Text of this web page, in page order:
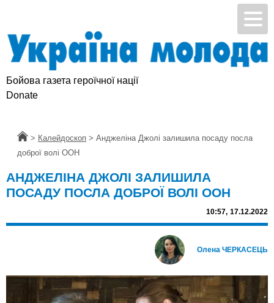
Бойова газета героїчної нації
Donate
Головна
> Калейдоскоп > Анджеліна Джолі залишила посаду посла
доброї волі ООН
АНДЖЕЛІНА ДЖОЛІ ЗАЛИШИЛА
ПОСАДУ ПОСЛА ДОБРОЇ ВОЛІ ООН
10:57, 17.12.2022
Олена ЧЕРКАСЕЦЬ